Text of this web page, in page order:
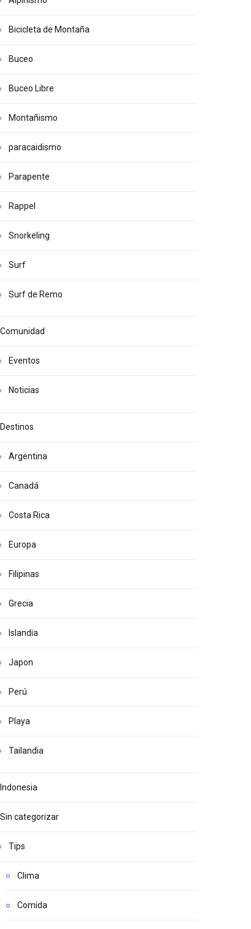
Bicicleta de Montaña
Buceo
Buceo Libre
Montañismo
paracaidismo
Parapente
Rappel
Snorkeling
Surf
Surf de Remo
Comunidad
Eventos
Noticias
Destinos
Argentina
Canadá
Costa Rica
Europa
Filipinas
Grecia
Islandia
Japon
Perú
Playa
Tailandia
Indonesia
Sin categorizar
Tips
Clima
Comida